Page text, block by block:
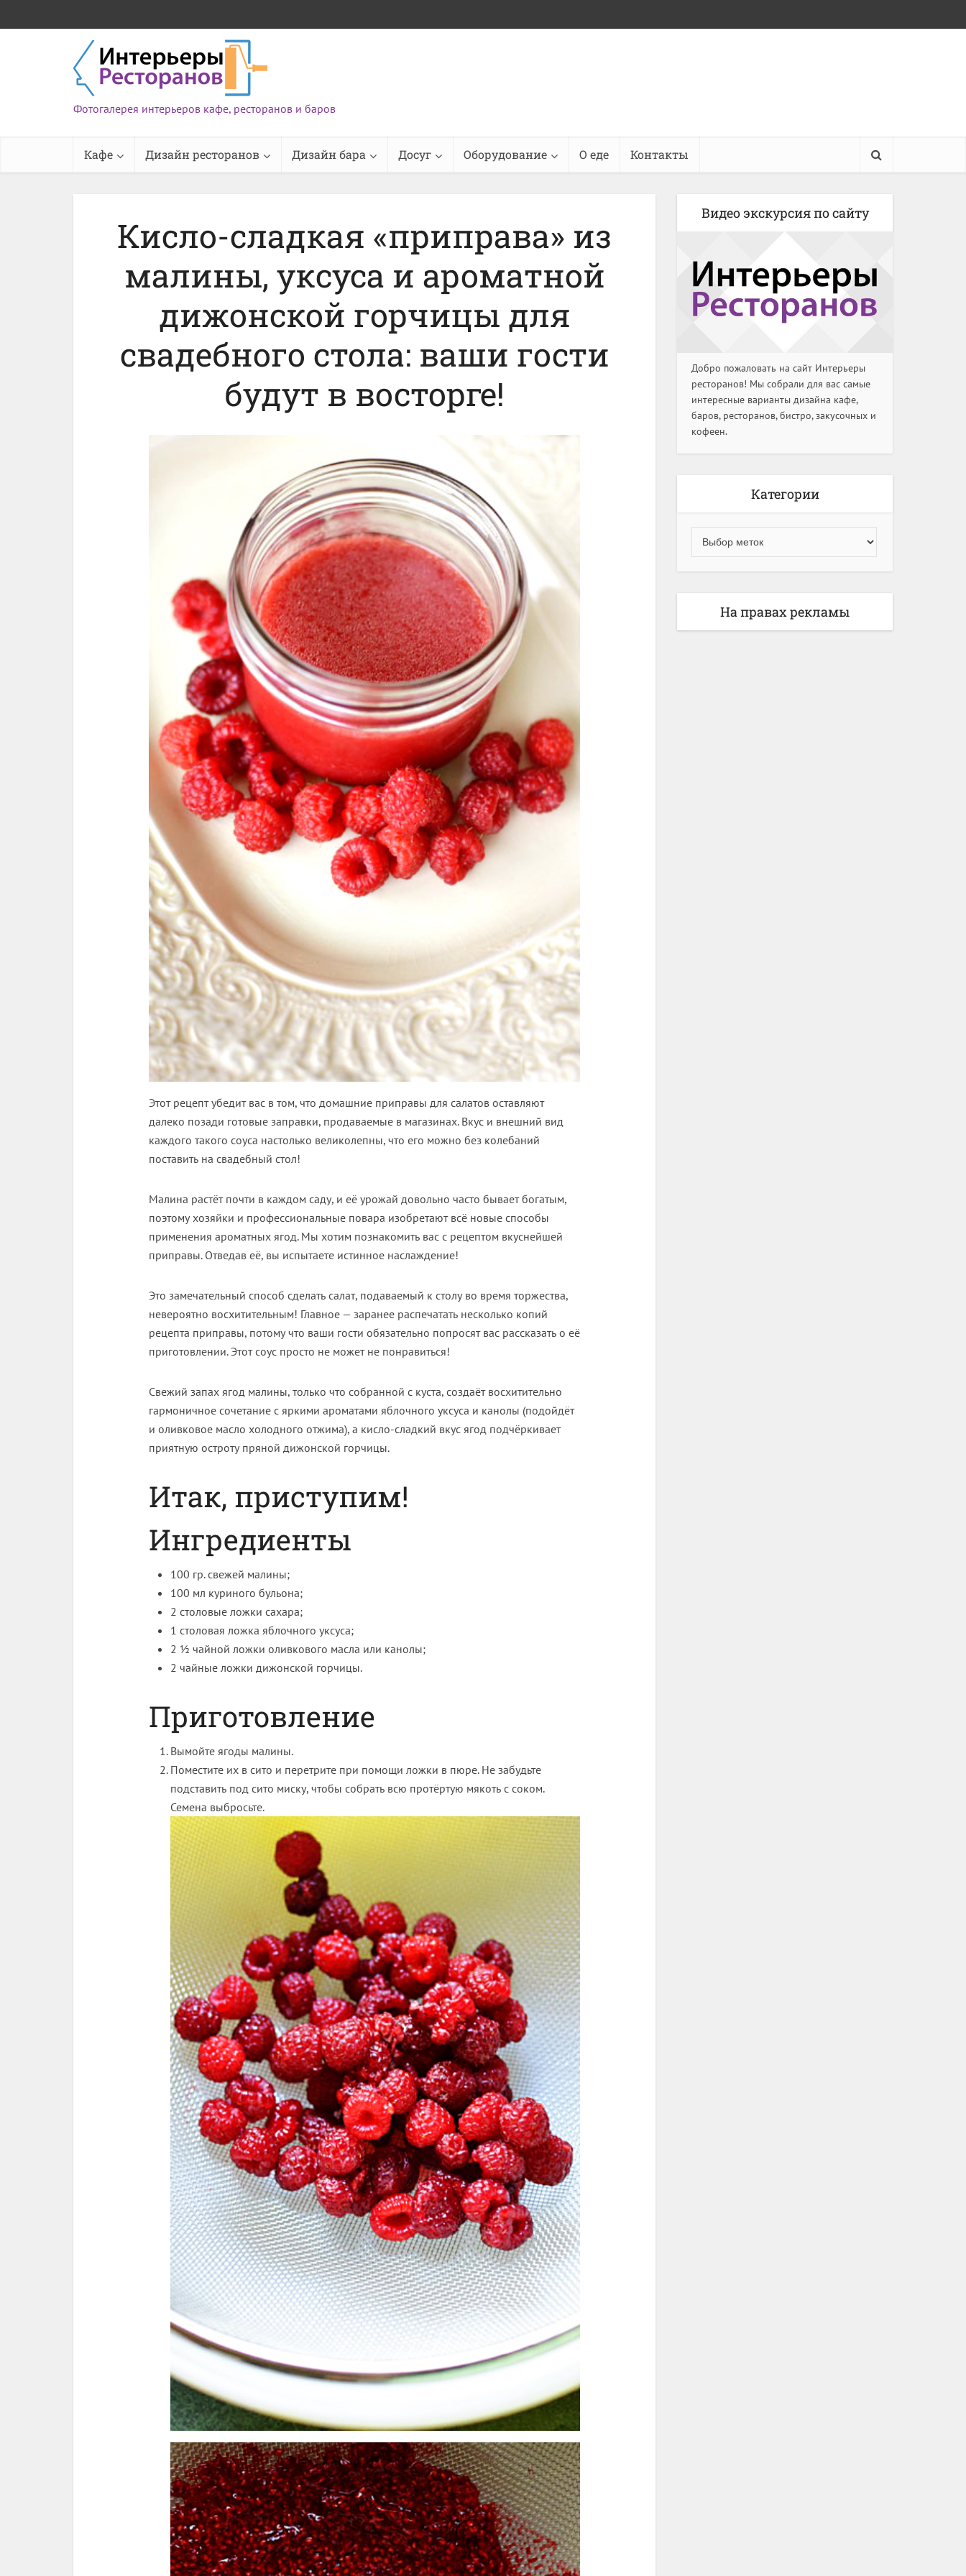
Фотогалерея интерьеров кафе, ресторанов и баров
Кафе Дизайн ресторанов Дизайн бара Досуг Оборудование О еде Контакты
Кисло-сладкая «приправа» из
малины, уксуса и ароматной
дижонской горчицы для
свадебного стола: ваши гости
будут в восторге!
Этот рецепт убедит вас в том, что домашние приправы для салатов оставляют
далеко позади готовые заправки, продаваемые в магазинах. Вкус и внешний вид
каждого такого соуса настолько великолепны, что его можно без колебаний
поставить на свадебный стол!
Малина растёт почти в каждом саду, и её урожай довольно часто бывает богатым,
поэтому хозяйки и профессиональные повара изобретают всё новые способы
применения ароматных ягод. Мы хотим познакомить вас с рецептом вкуснейшей
приправы. Отведав её, вы испытаете истинное наслаждение!
Это замечательный способ сделать салат, подаваемый к столу во время торжества,
невероятно восхитительным! Главное — заранее распечатать несколько копий
рецепта приправы, потому что ваши гости обязательно попросят вас рассказать о её
приготовлении. Этот соус просто не может не понравиться!
Свежий запах ягод малины, только что собранной с куста, создаёт восхитительно
гармоничное сочетание с яркими ароматами яблочного уксуса и канолы (подойдёт
и оливковое масло холодного отжима), а кисло-сладкий вкус ягод подчёркивает
приятную остроту пряной дижонской горчицы.
Итак, приступим!
Ингредиенты
100 гр. свежей малины;
100 мл куриного бульона;
2 столовые ложки сахара;
1 столовая ложка яблочного уксуса;
2 ½ чайной ложки оливкового масла или канолы;
2 чайные ложки дижонской горчицы.
Приготовление
Вымойте ягоды малины.
Поместите их в сито и перетрите при помощи ложки в пюре. Не забудьте
подставить под сито миску, чтобы собрать всю протёртую мякоть с соком.
Семена выбросьте.
Видео экскурсия по сайту
Добро пожаловать на сайт Интерьеры
ресторанов! Мы собрали для вас самые
интересные варианты дизайна кафе,
баров, ресторанов, бистро, закусочных и
кофеен.
Категории
На правах рекламы